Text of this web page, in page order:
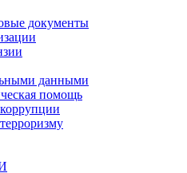
документы
данными
помощь